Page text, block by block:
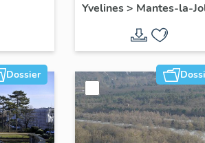
Yvelines> Mantes-la-
Dossier